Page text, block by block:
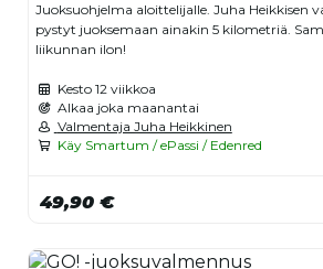
Juoksuohjelma aloittelijalle. Juha Heikkisen
pystyt juoksemaan ainakin 5 kilometriä.
liikunnan ilon!
Kesto 12 viikkoa
Alkaa joka maanantai
Valmentaja Juha Heikkinen
Käy Smartum / ePassi / Edenred
49,90 €